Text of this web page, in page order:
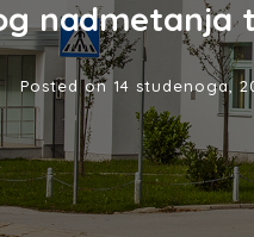
nadmetanja
Posted on 14 studenoga,